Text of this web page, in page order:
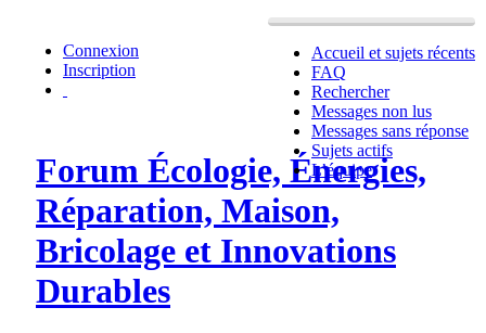
Accueil et sujets récents
FAQ
Rechercher
Messages non lus
Messages sans réponse
Sujets actifs
L’équipe
Connexion
Inscription
Forum Écologie, Énergies,
Réparation, Maison,
Bricolage et Innovations
Durables